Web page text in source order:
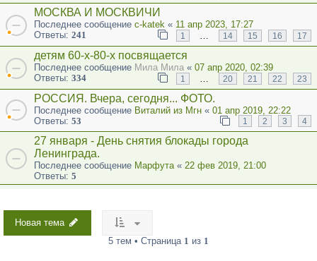
МОСКВА И МОСКВИЧИ
Последнее сообщение c-katek « 11 апр 2023, 17:27
Ответы: 241 1 … 14 15 16 17
детям 60-х-80-х посвящается
Последнее сообщение Мила Мила « 07 апр 2020, 02:39
Ответы: 334 1 20 21 22 23
РОССИЯ. Вчера, сегодня... ФОТО.
Последнее сообщение Виталий из Мгн « 01 апр 2019, 22:22
Ответы: 53 1 2 3 4
27 января - День снятия блокады города
Ленинграда.
Последнее сообщение Марфута« 22 фев 2019, 21:00
Ответы: 5
Новая тема
5 тем • Страница 1 из 1